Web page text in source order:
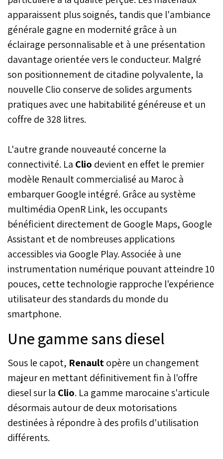
apparaissent plus soignés, tandis que l'ambiance
générale gagne en modernité grâce à un
éclairage personnalisable et à une présentation
davantage orientée vers le conducteur. Malgré
son positionnement de citadine polyvalente, la
nouvelle Clio conserve de solides arguments
pratiques avec une habitabilité généreuse et un
coffre de 328 litres.
L'autre grande nouveauté concerne la
connectivité. La Clio devient en effet le premier
modèle Renault commercialisé au Maroc à
embarquer Google intégré. Grâce au système
multimédia OpenR Link, les occupants
bénéficient directement de Google Maps, Google
Assistant et de nombreuses applications
accessibles via Google Play. Associée à une
instrumentation numérique pouvant atteindre 10
pouces, cette technologie rapproche l'expérience
utilisateur des standards du monde du
smartphone.
Une gamme sans diesel
Sous le capot, Renaultopère un changement
majeur en mettant définitivement fin à l'offre
diesel sur la Clio. La gamme marocaine s'articule
désormais autour de deux motorisations
destinées à répondre à des profils d'utilisation
différents.